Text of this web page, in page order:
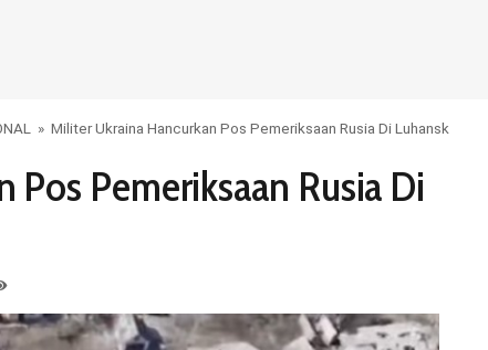
» Militer Ukraina Hancurkan Pos Pemeriksaan Rusia Di Luhansk
Pemeriksaan Rusia Di